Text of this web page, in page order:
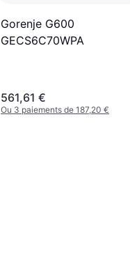
Gorenje G600
GECS6C70WPA
561,61 €
Ou 3 paiements de 187,20 €